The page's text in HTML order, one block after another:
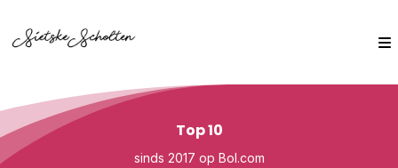
Top 10
sinds 2017 op Bol.com